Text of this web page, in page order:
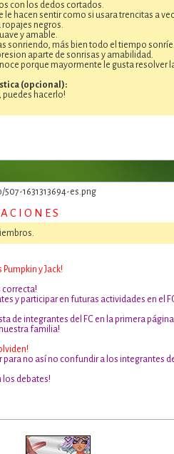
con los dedos cortados.
hacen sentir como si usara trencitas a
negros.
y amable.
sonriendo, más bien todo el tiempo sonríe.
aparte de sonrisas y amabilidad.
porque mayormente le gusta resolver
(opcional):
puedes hacerlo!
C I O N E S
y Jack!
correcta!
y participar en futuras actividades en el
de integrantes del FC en la primera
familia!
no así no confundir a los integrantes
los debates!